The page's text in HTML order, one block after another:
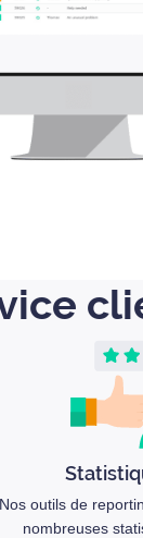
Nos outils de
nombreuses